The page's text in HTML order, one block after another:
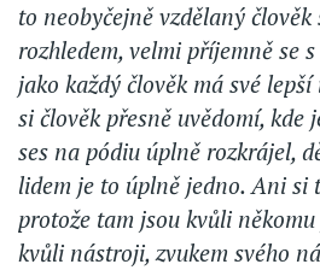
to neobyčejně vzdělaný člověk
rozhledem, velmi příjemně se
jako každý člověk má své
si člověk přesně uvědomí, kde
ses na pódiu úplně rozkrájel,
lidem je to úplně jedno. Ani si
protože tam jsou kvůli
kvůli nástroji, zvukem svého